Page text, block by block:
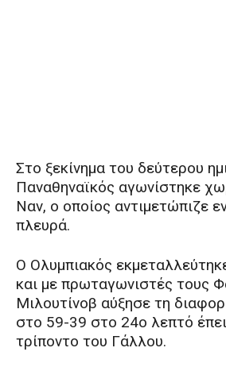
Στο ξεκίνημα του δεύτερου
Παναθηναϊκός αγωνίστηκε
Ναν, ο οποίος αντιμετώπιζε
πλευρά.
Ο Ολυμπιακός
και με πρωταγωνιστές τους
Μιλουτίνοβ αύξησε τη
στο 59-39 στο 24ο λεπτό
τρίποντο του Γάλλου.